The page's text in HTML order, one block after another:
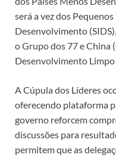
será a vez dos
Desenvolvimento
o Grupo dos 77 e China
Desenvolvimento
A Cúpula dos Líderes
oferecendo plataforma
governo reforcem
discussões para
permitem que as